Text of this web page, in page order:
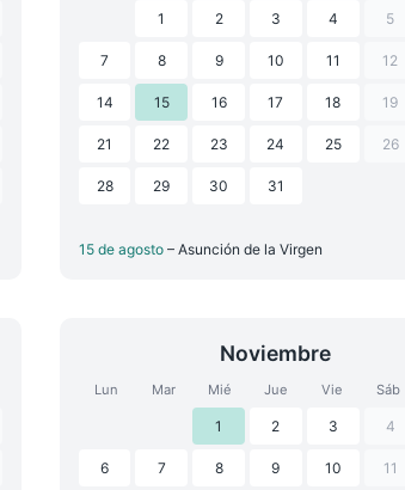
1 2 3 4 5
7 8 9 10 11 12
14 15 16 17 18 19
21 22 23 24 25 26
28 29 30 31
15 de agosto – Asunción de la Virgen
Noviembre
Lun Mar Mié Jue Vie Sáb
1 2 3 4
6 7 8 9 10 11